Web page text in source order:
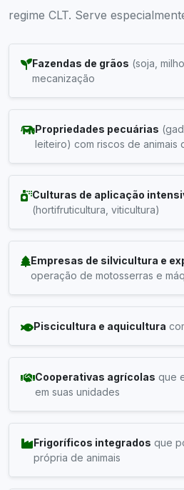
regime CLT. Serve
Fazendas de grãos (soja,
mecanização
Propriedades pecuárias
leiteiro) com riscos de animais
Culturas de aplicação
(hortifruticultura, viticultura)
Empresas de silvicultura e
operação de motosserras e
Piscicultura e aquicultura
Cooperativas agrícolas que
em suas unidades
Frigoríficos integrados que
própria de animais